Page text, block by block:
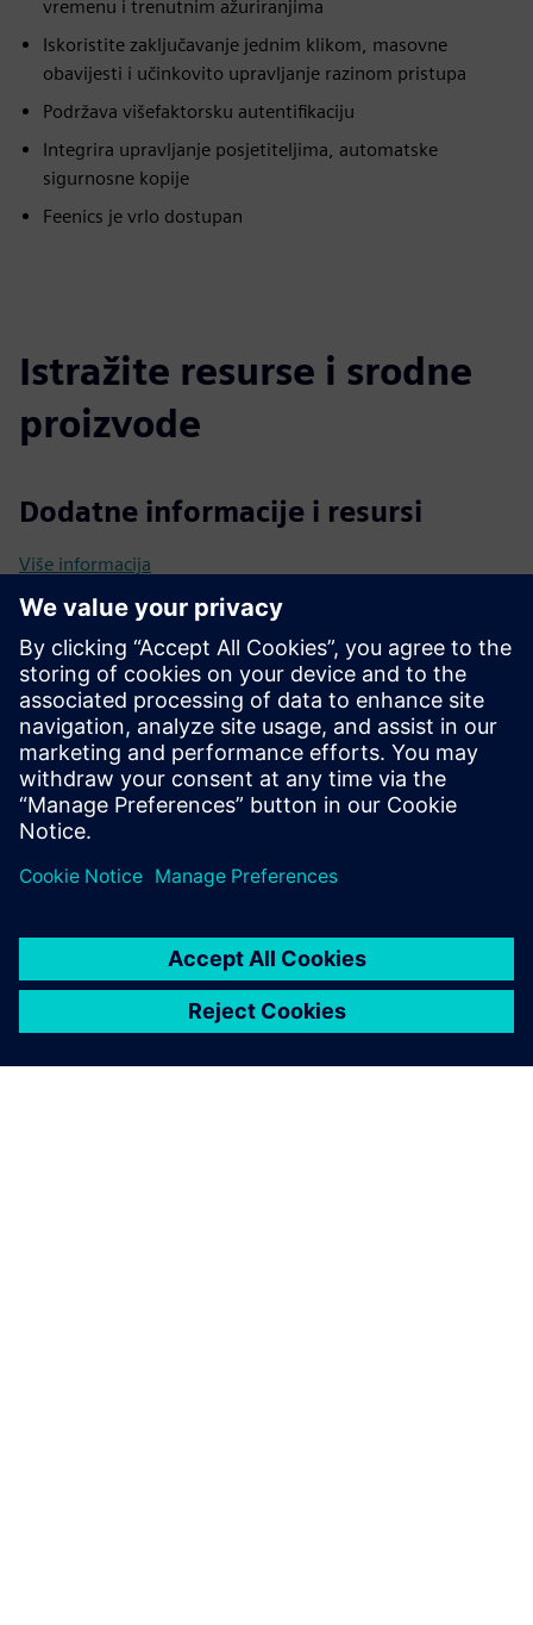
vremenu i trenutnim ažuriranjima
Iskoristite zaključavanje jednim klikom, masovne
obavijesti i učinkovito upravljanje razinom pristupa
Podržava višefaktorsku autentifikaciju
Integrira upravljanje posjetiteljima, automatske
sigurnosne kopije
Feenics je vrlo dostupan
Istražite resurse i srodne
proizvode
Dodatne informacije i resursi
Više informacija
Studija slučaja: Rješenje kontrole pristupa za Sveučilište
Rockhurst
Studija slučaja: Rješenje za kontrolu pristupa za Portage
Power
Preduvjeti
Ništa